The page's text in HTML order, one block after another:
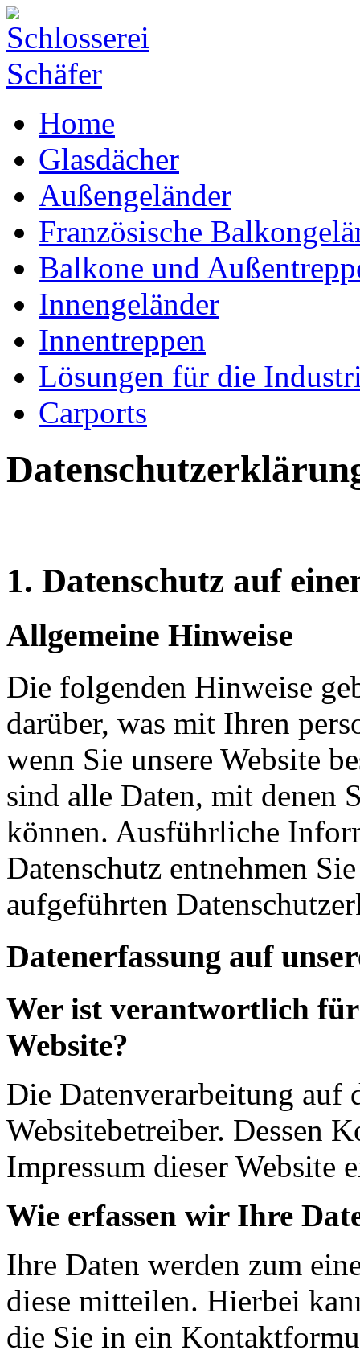
Home
Glasdächer
Außengeländer
Französische
Balkone und
Innengeländer
Innentreppen
Lösungen für die
Carports
1. Datenschutz auf
Allgemeine Hinweise
Die folgenden Hinweise
darüber, was mit Ihren
wenn Sie unsere Website
sind alle Daten, mit denen
können. Ausführliche
Datenschutz entnehmen
aufgeführten
Datenerfassung auf
Wer ist verantwortlich für
Website?
Die Datenverarbeitung auf
Websitebetreiber. Dessen
Impressum dieser Website
Wie erfassen wir Ihre
Ihre Daten werden zum
diese mitteilen. Hierbei
die Sie in ein